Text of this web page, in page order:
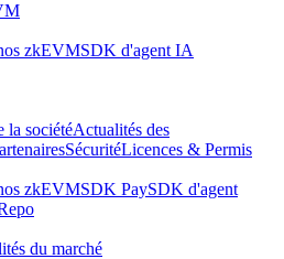
zkEVMSDK d'agent IA
la sociétéActualités des
SécuritéLicences & Permis
zkEVMSDK PaySDK d'agent
du marché